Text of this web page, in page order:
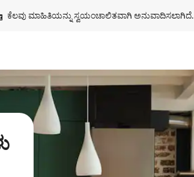
ಕೆಲವು ಮಾಹಿತಿಯನ್ನು ಸ್ವಯಂಚಾಲಿತವಾಗಿ ಅನುವಾದಿಸಲಾಗಿದೆ.